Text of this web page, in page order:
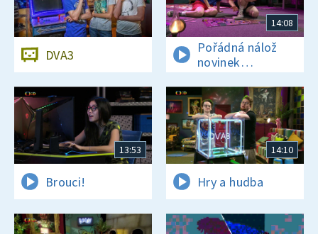
DVA3
14:08
Pořádná nálož
novinek
a zajímavostí
13:53
Brouci!
14:10
Hry a hudba